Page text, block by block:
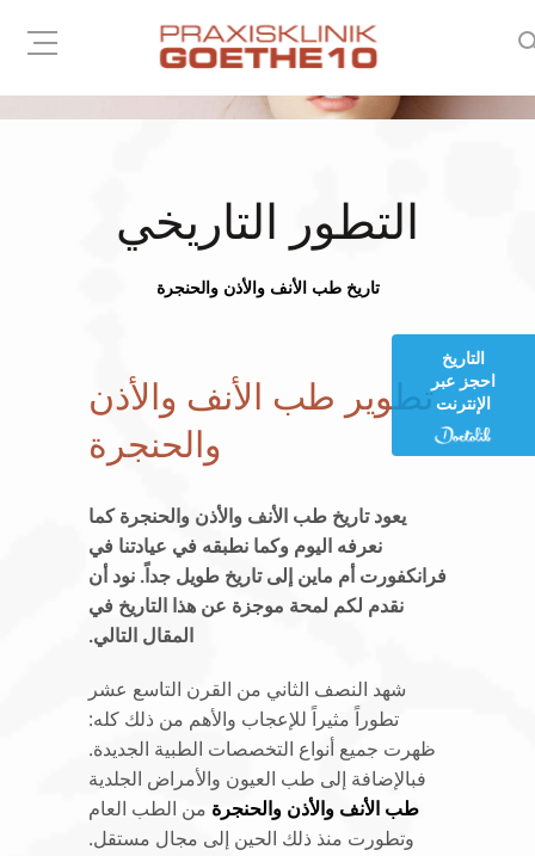
التطور التاريخي
تاريخ طب الأنف والأذن والحنجرة
تطوير طب الأنف والأذن
والحنجرة
يعود تاريخ طب الأنف والأذن والحنجرة كما
نعرفه اليوم وكما نطبقه في عيادتنا في
فرانكفورت أم ماين إلى تاريخ طويل جداً. نود أن
نقدم لكم لمحة موجزة عن هذا التاريخ في
المقال التالي.
شهد النصف الثاني من القرن التاسع عشر
تطوراً مثيراً للإعجاب والأهم من ذلك كله:
ظهرت جميع أنواع التخصصات الطبية الجديدة.
فبالإضافة إلى طب العيون والأمراض الجلدية
طب الأنف والأذن والحنجرة من الطب العام
وتطورت منذ ذلك الحين إلى مجال مستقل.
التاريخ
احجز عبر
الإنترنت